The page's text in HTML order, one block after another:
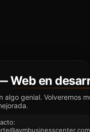
Web en
algo genial. Volveremos